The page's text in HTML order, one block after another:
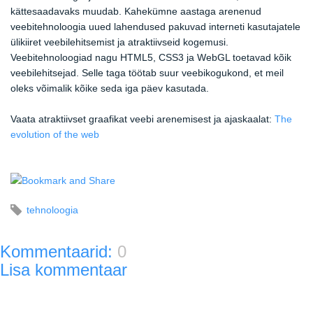
kättesaadavaks muudab. Kahekümne aastaga arenenud
veebitehnoloogia uued lahendused pakuvad interneti kasutajatele
ülikiiret veebilehitsemist ja atraktiivseid kogemusi.
Veebitehnoloogiad nagu HTML5, CSS3 ja WebGL toetavad kõik
veebilehitsejad. Selle taga töötab suur veebikogukond, et meil
oleks võimalik kõike seda iga päev kasutada.
Vaata atraktiivset graafikat veebi arenemisest ja ajaskaalat: The
evolution of the web
tehnoloogia
Kommentaarid: 0
Lisa kommentaar